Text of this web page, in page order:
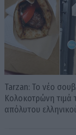
Tarzan: Το νέο
Κολοκοτρώνη
απόλυτου